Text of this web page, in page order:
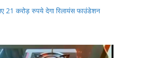
21 करोड़ रुपये देगा रिलायंस फाउंडेशन